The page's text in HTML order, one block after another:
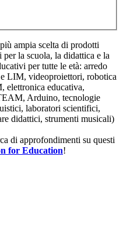
ampia scelta di prodotti
la scuola, la didattica e la
per tutte le età: arredo
LIM, videoproiettori, robotica
elettronica educativa,
Arduino, tecnologie
laboratori scientifici,
didattici, strumenti musicali)
di approfondimenti su questi
for Education!